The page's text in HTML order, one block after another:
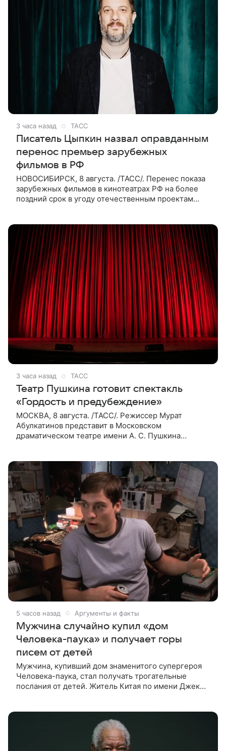
3 часа назад ТАСС
Писатель Цыпкин назвал оправданным
перенос премьер зарубежных
фильмов в РФ
НОВОСИБИРСК, 8 августа. /ТАСС/. Перенес показа
зарубежных фильмов в кинотеатрах РФ на более
поздний срок в угоду отечественным проектам
3 часа назад ТАСС
Театр Пушкина готовит спектакль
«Гордость и предубеждение»
МОСКВА, 8 августа. /ТАСС/. Режиссер Мурат
Абулкатинов представит в Московском
драматическом театре имени А. С. Пушкина
XVIII —
5 часов назад Аргументы и факты
Мужчина случайно купил «дом
Человека-паука» и получает горы
писем от детей
Мужчина, купивший дом знаменитого супергероя
Человека-паука, стал получать трогательные
послания от детей. Житель Китая по имени Джек